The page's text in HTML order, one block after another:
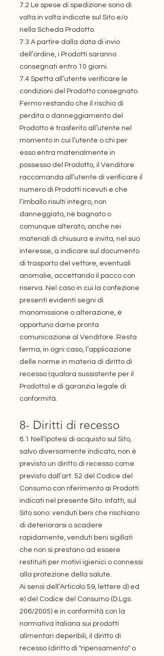
7.2 Le spese di spedizione sono di
volta in volta indicate sul Sito e/o
nella Scheda Prodotto.
7.3 A partire dalla data di invio
dell’ordine, i Prodotti saranno
consegnati entro 10 giorni.
7.4 Spetta all’utente verificare le
condizioni del Prodotto consegnato.
Fermo restando che il rischio di
perdita o danneggiamento del
Prodotto è trasferito all’utente nel
momento in cui l’utente o chi per
esso entra materialmente in
possesso del Prodotto, il Venditore
raccomanda all’utente di verificare il
numero di Prodotti ricevuti e che
l’imballo risulti integro, non
danneggiato, né bagnato o
comunque alterato, anche nei
materiali di chiusura e invita, nel suo
interesse, a indicare sul documento
di trasporto del vettore, eventuali
anomalie, accettando il pacco con
riserva. Nel caso in cui la confezione
presenti evidenti segni di
manomissione o alterazione, è
opportuno darne pronta
comunicazione al Venditore. Resta
ferma, in ogni caso, l’applicazione
delle norme in materia di diritto di
recesso (qualora sussistente per il
Prodotto) e di garanzia legale di
conformità.
8- Diritti di recesso
8.1 Nell’ipotesi di acquisto sul Sito,
salvo diversamente indicato, non è
previsto un diritto di recesso come
previsto dall’art. 52 del Codice del
Consumo con riferimento ai Prodotti
indicati nel presente Sito. Infatti, sul
Sito sono: venduti beni che rischiano
di deteriorarsi o scadere
rapidamente, venduti beni sigillati
che non si prestano ad essere
restituiti per motivi igienici o connessi
alla protezione della salute.
Ai sensi dell’Articolo 59, lettere d) ed
e) del Codice del Consumo (D.Lgs.
206/2005) e in conformità con la
normativa italiana sui prodotti
alimentari deperibili, il diritto di
recesso (diritto di "ripensamento" o